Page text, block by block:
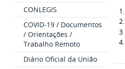
CONLEGIS
COVID-19 / Documentos
/ Orientações /
Trabalho Remoto
Diário Oficial da União